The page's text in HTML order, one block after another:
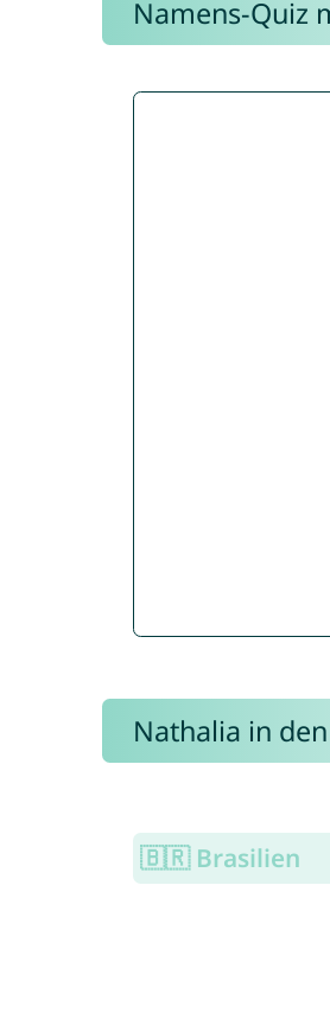
Namens-Quiz
Nathalia in
🇧🇷 Brasilien